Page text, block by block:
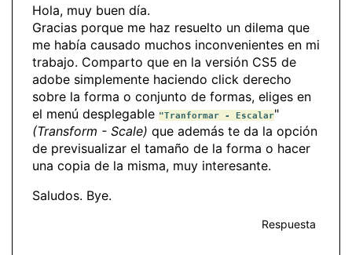
Hola, muy buen día.
Gracias porque me haz resuelto un dilema que
me había causado muchos inconvenientes en mi
trabajo. Comparto que en la versión CS5 de
adobe simplemente haciendo click derecho
sobre la forma o conjunto de formas, eliges en
el menú desplegable "Tranformar - Escalar"
(Transform - Scale) que además te da la opción
de previsualizar el tamaño de la forma o hacer
una copia de la misma, muy interesante.
Saludos. Bye.
Respuesta